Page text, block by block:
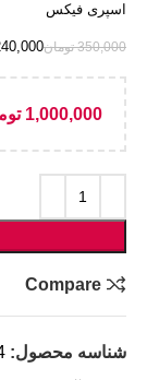
اسپری فیکس
350,000 تومان
1,000,000
Compare
شناسه محصول: